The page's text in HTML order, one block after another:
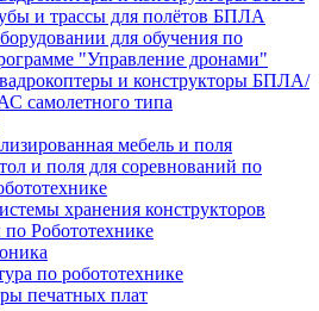
и трассы для полётов БПЛА
для обучения по
"Управление дронами"
и конструкторы БПЛА/
самолетного типа
мебель и поля
и поля для соревнований по
хранения конструкторов
Робототехнике
по робототехнике
печатных плат